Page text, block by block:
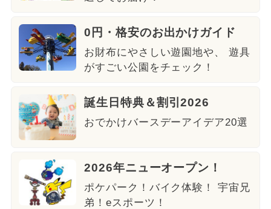
0円・格安のお出かけガイド
お財布にやさしい遊園地や、 遊具
がすごい公園をチェック！
誕生日特典＆割引2026
おでかけバースデーアイデア20選
2026年ニューオープン！
ポケパーク！バイク体験！ 宇宙兄
弟！eスポーツ！